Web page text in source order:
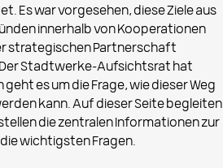
Es war vorgesehen, diese Ziele aus
innerhalb von Kooperationen
strategischen Partnerschaft
Stadtwerke-Aufsichtsrat hat
es um die Frage, wie dieser Weg
kann. Auf dieser Seite begleiten
die zentralen Informationen zur
wichtigsten Fragen.